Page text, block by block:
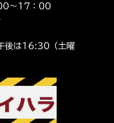
00～17：00
後は16:30（土曜